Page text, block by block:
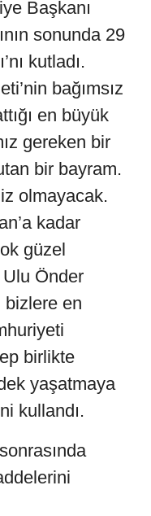
Başkanı
sonunda 29
kutladı.
bağımsız
en büyük
gereken bir
bir bayram.
olmayacak.
kadar
güzel
Önder
bizlere en
birlikte
yaşatmaya
kullandı.